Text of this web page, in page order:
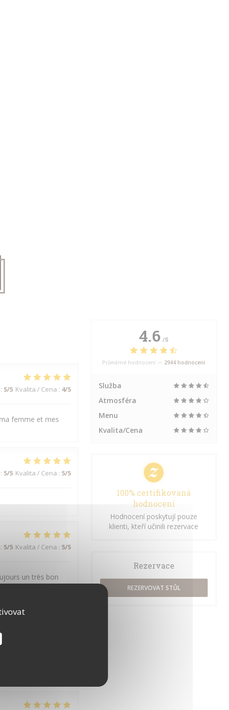
5/5 Kvalita / Cena : 4/5
femme et mes
5/5 Kvalita / Cena : 5/5
5/5 Kvalita / Cena : 5/5
un très bon
4.6 /5
Průměrné hodnocení — 2944 hodnoceni
Služba
Atmosféra
Menu
Kvalita/Cena
100% certifikovaná
hodnocení
Hodnocení poskytují pouze
klienti, kteří učinili rezervace
Rezervace
REZERVOVAT STŮL